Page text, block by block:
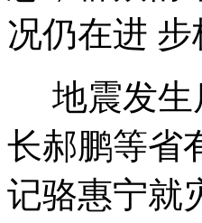
况仍在进 步
地震发生
长郝鹏等省
记骆惠宁就